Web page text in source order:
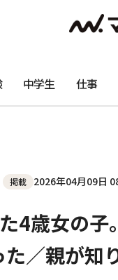
中学生 仕事
掲載 2026年04月09日
4歳女の子
／親が知